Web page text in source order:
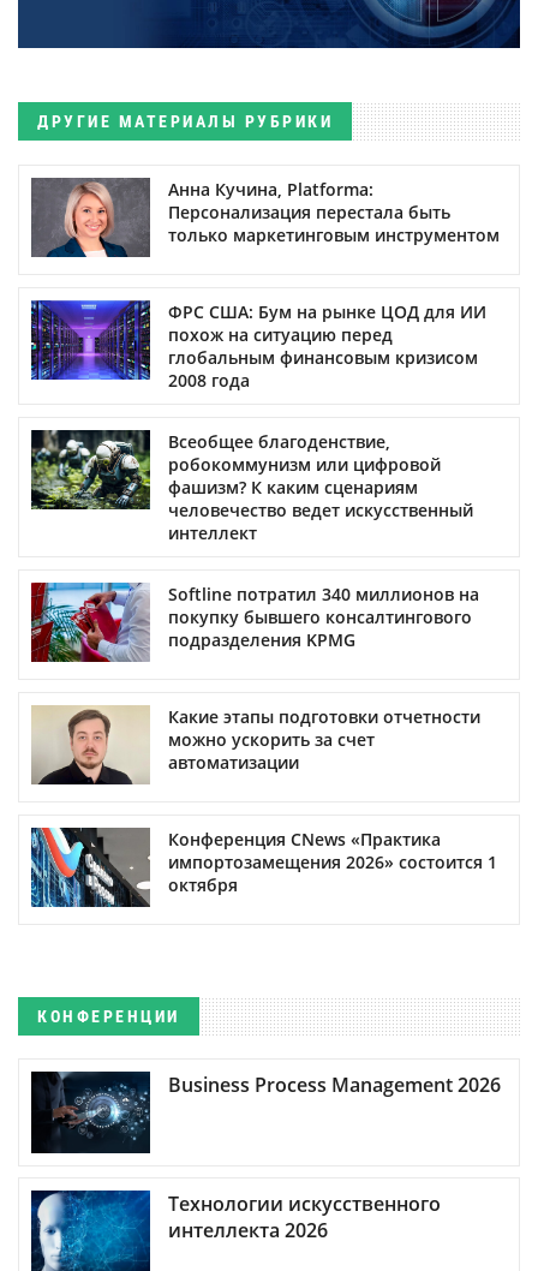
ДРУГИЕ МАТЕРИАЛЫ РУБРИКИ
Анна Кучина, Platforma:
Персонализация перестала быть
только маркетинговым инструментом
ФРС США: Бум на рынке ЦОД для ИИ
похож на ситуацию перед
глобальным финансовым кризисом
2008 года
Всеобщее благоденствие,
робокоммунизм или цифровой
фашизм? К каким сценариям
человечество ведет искусственный
интеллект
Softline потратил 340 миллионов на
покупку бывшего консалтингового
подразделения KPMG
Какие этапы подготовки отчетности
можно ускорить за счет
автоматизации
Конференция CNews «Практика
импортозамещения 2026» состоится 1
октября
КОНФЕРЕНЦИИ
Business Process Management 2026
Технологии искусственного
интеллекта 2026